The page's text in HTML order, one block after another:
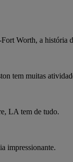
Worth, a história
tem muitas
LA tem de tudo.
impressionante.